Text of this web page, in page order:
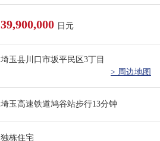
39,900,000 日元
埼玉县川口市坂平民区3丁目
> 周边地图
埼玉高速铁道鸠谷站步行13分钟
独栋住宅